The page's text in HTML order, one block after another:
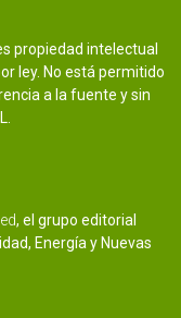
propiedad intelectual
ley. No está permitido
a la fuente y sin
, el grupo editorial
Energía y Nuevas